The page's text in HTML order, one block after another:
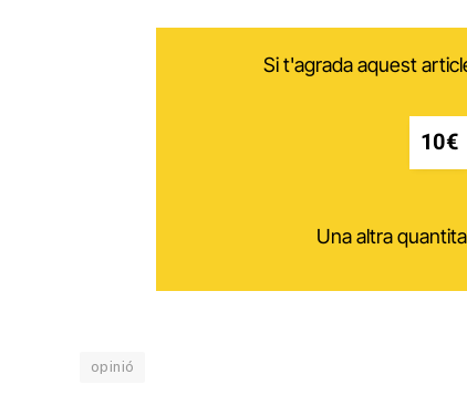
Si t'agrada aquest
10€
Una altra
opinió